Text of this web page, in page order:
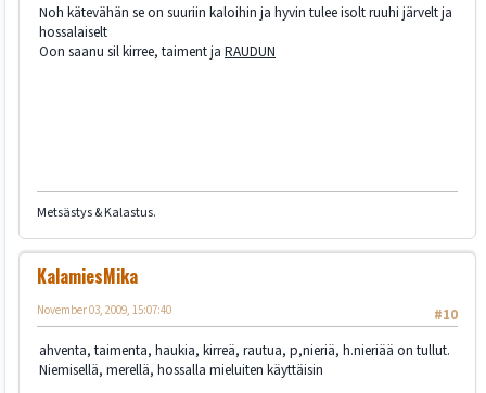
Noh kätevähän se on suuriin kaloihin ja hyvin tulee isolt ruuhi järvelt ja
hossalaiselt
Oon saanu sil kirree, taiment ja RAUDUN
Metsästys & Kalastus.
KalamiesMika
#10
November 03, 2009, 15:07:40
ahventa, taimenta, haukia, kirreä, rautua, p,nieriä, h.nieriää on tullut.
Niemisellä, merellä, hossalla mieluiten käyttäisin